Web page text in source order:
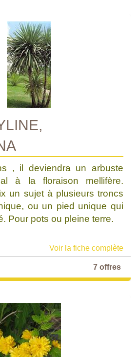
, il deviendra un arbuste
à la floraison mellifère.
un sujet à plusieurs troncs
ou un pied unique qui
Pour pots ou pleine terre.
Voir la fiche complète
7 offres